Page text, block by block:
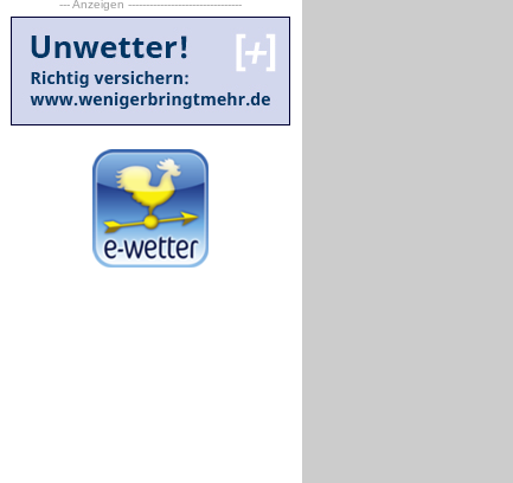
--- Anzeigen --------------------------------